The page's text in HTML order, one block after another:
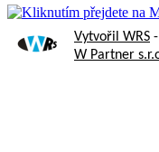
Vytvořil WRS
W Partner